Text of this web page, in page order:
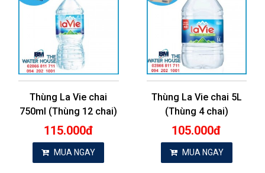
Thùng La Vie chai
750ml (Thùng 12 chai)
115.000đ
MUA NGAY
Thùng La Vie chai 5L
(Thùng 4 chai)
105.000đ
MUA NGAY